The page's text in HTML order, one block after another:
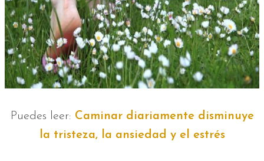
Puedes leer: Caminar diariamente disminuye
la tristeza, la ansiedad y el estrés